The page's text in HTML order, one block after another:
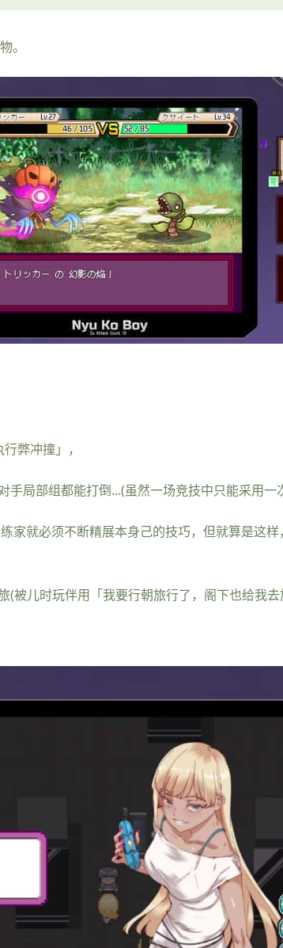
。
弊冲撞」，
局部组都能打倒...(虽然一场竞技中只能采用一
家就必须不断精展本身己的技巧，但就算是这
被儿时玩伴用「我要行朝旅行了，阁下也给我